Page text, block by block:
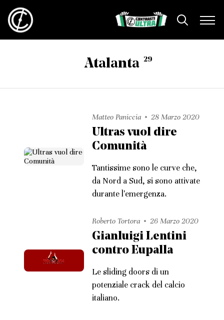
Atalanta 29
Matteo Paniccia 28 Marzo 2020
Ultras vuol dire
Comunità
Tantissime sono le curve che,
da Nord a Sud, si sono attivate
durante l'emergenza.
Roberto Tortora 26 Marzo 2020
Gianluigi Lentini
contro Eupalla
Le sliding doors di un
potenziale crack del calcio
italiano.